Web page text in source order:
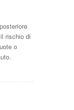
rischio di
o